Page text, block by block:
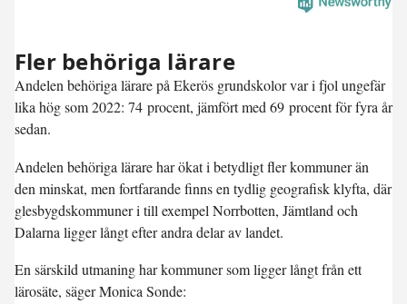
Fler behöriga lärare
Andelen behöriga lärare på Ekerös grundskolor var i fjol ungefär
lika hög som 2022: 74 procent, jämfört med 69 procent för fyra år
sedan.
Andelen behöriga lärare har ökat i betydligt fler kommuner än
den minskat, men fortfarande finns en tydlig geografisk klyfta, där
glesbygdskommuner i till exempel Norrbotten, Jämtland och
Dalarna ligger långt efter andra delar av landet.
En särskild utmaning har kommuner som ligger långt från ett
lärosäte, säger Monica Sonde: